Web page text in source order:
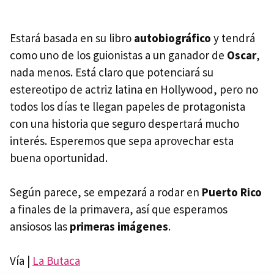
Estará basada en su libro autobiográfico y tendrá
como uno de los guionistas a un ganador de Oscar,
nada menos. Está claro que potenciará su
estereotipo de actriz latina en Hollywood, pero no
todos los días te llegan papeles de protagonista
con una historia que seguro despertará mucho
interés. Esperemos que sepa aprovechar esta
buena oportunidad.
Según parece, se empezará a rodar en Puerto Rico
a finales de la primavera, así que esperamos
ansiosos las primeras imágenes.
Vía | La Butaca